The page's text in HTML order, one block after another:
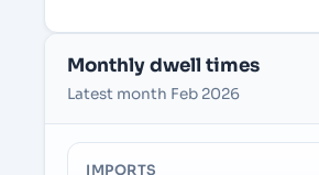
Monthly dwell times
Latest month Feb 2026
IMPORTS